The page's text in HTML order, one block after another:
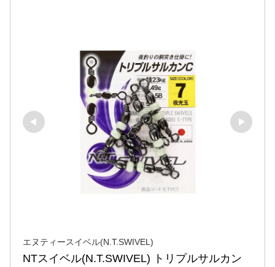
エヌティースイベル(N.T.SWIVEL)
NTスイベル(N.T.SWIVEL) トリプルサルカン